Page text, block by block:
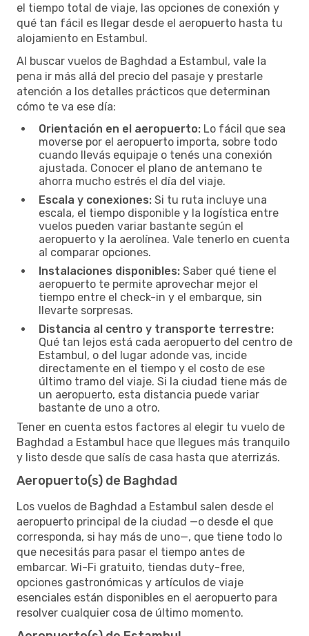
el tiempo total de viaje, las opciones de conexión y
qué tan fácil es llegar desde el aeropuerto hasta tu
alojamiento en Estambul.
Al buscar vuelos de Baghdad a Estambul, vale la
pena ir más allá del precio del pasaje y prestarle
atención a los detalles prácticos que determinan
cómo te va ese día:
Orientación en el aeropuerto: Lo fácil que sea
moverse por el aeropuerto importa, sobre todo
cuando llevás equipaje o tenés una conexión
ajustada. Conocer el plano de antemano te
ahorra mucho estrés el día del viaje.
Escala y conexiones: Si tu ruta incluye una
escala, el tiempo disponible y la logística entre
vuelos pueden variar bastante según el
aeropuerto y la aerolínea. Vale tenerlo en cuenta
al comparar opciones.
Instalaciones disponibles: Saber qué tiene el
aeropuerto te permite aprovechar mejor el
tiempo entre el check-in y el embarque, sin
llevarte sorpresas.
Distancia al centro y transporte terrestre:
Qué tan lejos está cada aeropuerto del centro de
Estambul, o del lugar adonde vas, incide
directamente en el tiempo y el costo de ese
último tramo del viaje. Si la ciudad tiene más de
un aeropuerto, esta distancia puede variar
bastante de uno a otro.
Tener en cuenta estos factores al elegir tu vuelo de
Baghdad a Estambul hace que llegues más tranquilo
y listo desde que salís de casa hasta que aterrizás.
Aeropuerto(s) de Baghdad
Los vuelos de Baghdad a Estambul salen desde el
aeropuerto principal de la ciudad —o desde el que
corresponda, si hay más de uno—, que tiene todo lo
que necesitás para pasar el tiempo antes de
embarcar. Wi-Fi gratuito, tiendas duty-free,
opciones gastronómicas y artículos de viaje
esenciales están disponibles en el aeropuerto para
resolver cualquier cosa de último momento.